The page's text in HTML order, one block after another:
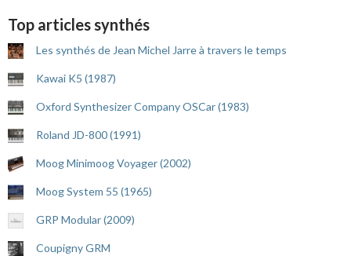
Top articles synthés
Les synthés de Jean Michel Jarre à travers le temps
Kawai K5 (1987)
Oxford Synthesizer Company OSCar (1983)
Roland JD-800 (1991)
Moog Minimoog Voyager (2002)
Moog System 55 (1965)
GRP Modular (2009)
Coupigny GRM